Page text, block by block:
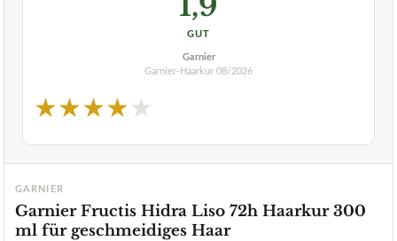
GUT
Garnier
Garnier-Haarkur 08/2026
★★★★★
GARNIER
Garnier Fructis Hidra Liso 72h Haarkur 300
ml für geschmeidiges Haar